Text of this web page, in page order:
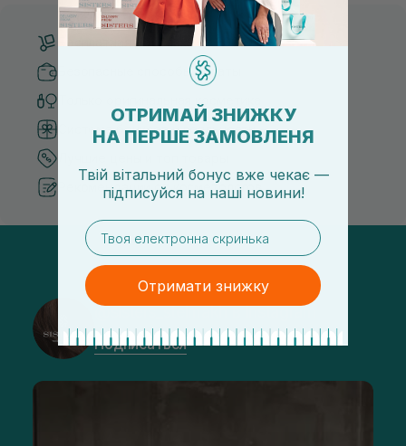
Бесплатная доставка от 3000 UAH
Безопасные способы оплаты
Система бонусов и лояльности
Рекомендации от косметологов
@sisters_stelmakh в Instagram
Подписаться
ОТРИМАЙ ЗНИЖКУ
НА ПЕРШЕ ЗАМОВЛЕНЯ
Твій вітальний бонус вже чекає —
підписуйся на наші новини!
email
Отримати знижку